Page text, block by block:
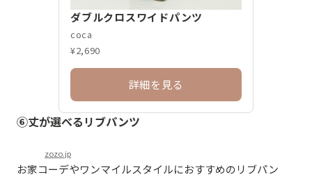
ダブルクロスワイドパンツ
coca
¥2,690
詳細を見る
⑥丈が選べるリブパンツ
zozo.jp
お家コーデやワンマイルスタイルにおすすめのリブパン